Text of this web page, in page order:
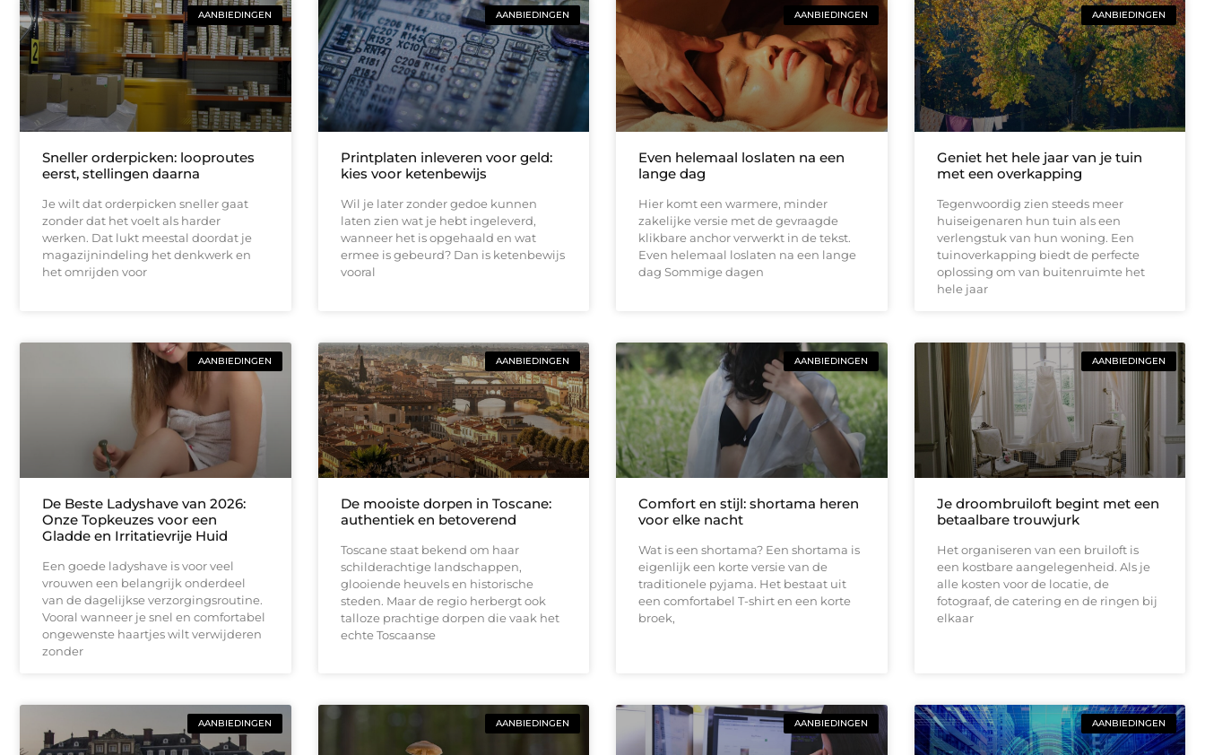
AANBIEDINGEN
Sneller orderpicken: looproutes
eerst, stellingen daarna
Je wilt dat orderpicken sneller gaat
zonder dat het voelt als harder
werken. Dat lukt meestal doordat je
magazijnindeling het denkwerk en
het omrijden voor
AANBIEDINGEN
Printplaten inleveren voor geld:
kies voor ketenbewijs
Wil je later zonder gedoe kunnen
laten zien wat je hebt ingeleverd,
wanneer het is opgehaald en wat
ermee is gebeurd? Dan is ketenbewijs
vooral
AANBIEDINGEN
Even helemaal loslaten na een
lange dag
Hier komt een warmere, minder
zakelijke versie met de gevraagde
klikbare anchor verwerkt in de tekst.
Even helemaal loslaten na een lange
dag Sommige dagen
AANBIEDINGEN
Geniet het hele jaar van je tuin
met een overkapping
Tegenwoordig zien steeds meer
huiseigenaren hun tuin als een
verlengstuk van hun woning. Een
tuinoverkapping biedt de perfecte
oplossing om van buitenruimte het
hele jaar
AANBIEDINGEN
De Beste Ladyshave van 2026:
Onze Topkeuzes voor een
Gladde en Irritatievrije Huid
Een goede ladyshave is voor veel
vrouwen een belangrijk onderdeel
van de dagelijkse verzorgingsroutine.
Vooral wanneer je snel en comfortabel
ongewenste haartjes wilt verwijderen
zonder
AANBIEDINGEN
De mooiste dorpen in Toscane:
authentiek en betoverend
Toscane staat bekend om haar
schilderachtige landschappen,
glooiende heuvels en historische
steden. Maar de regio herbergt ook
talloze prachtige dorpen die vaak het
echte Toscaanse
AANBIEDINGEN
Comfort en stijl: shortama heren
voor elke nacht
Wat is een shortama? Een shortama is
eigenlijk een korte versie van de
traditionele pyjama. Het bestaat uit
een comfortabel T-shirt en een korte
broek,
AANBIEDINGEN
Je droombruiloft begint met een
betaalbare trouwjurk
Het organiseren van een bruiloft is
een kostbare aangelegenheid. Als je
alle kosten voor de locatie, de
fotograaf, de catering en de ringen bij
elkaar
AANBIEDINGEN AANBIEDINGEN AANBIEDINGEN AANBIEDINGEN